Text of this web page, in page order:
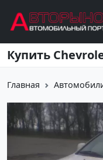
Перейти к
Главная